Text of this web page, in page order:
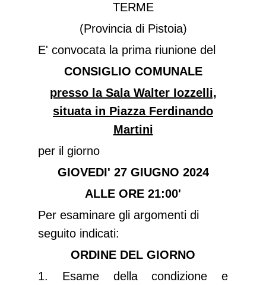
TERME
(Provincia di Pistoia)
E' convocata la prima riunione del
CONSIGLIO COMUNALE
presso la Sala Walter Iozzelli,
situata in Piazza Ferdinando
Martini
per il giorno
GIOVEDI' 27 GIUGNO 2024
ALLE ORE 21:00'
Per esaminare gli argomenti di
seguito indicati:
ORDINE DEL GIORNO
1. Esame della condizione e